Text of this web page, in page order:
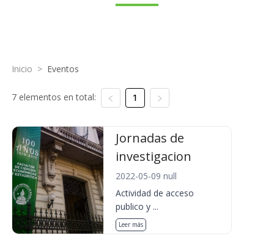
Inicio > Eventos
7 elementos en total: 1
Jornadas de
investigacion
2022-05-09 null
Actividad de acceso
publico y ...
Leer más